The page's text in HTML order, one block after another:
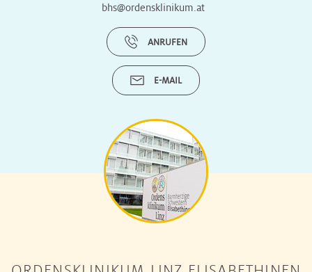
bhs@ordensklinikum.at
ANRUFEN
E-MAIL